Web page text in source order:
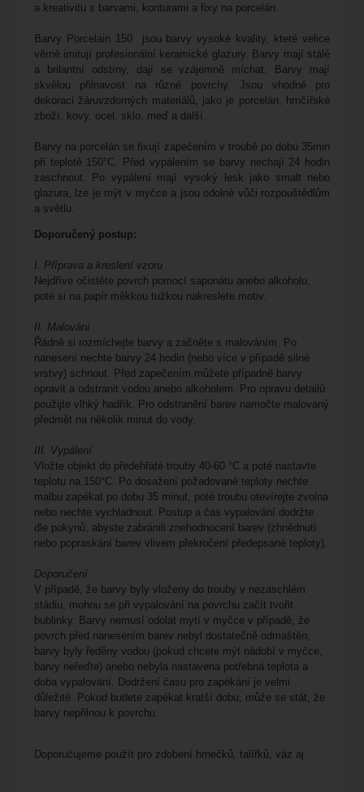
a kreativitu s barvami, konturami a fixy na porcelán.
Barvy Porcelain 150 jsou barvy vysoké kvality, které velice
věrně imitují profesionální keramické glazury. Barvy mají stálé
a brilantní odstíny, dají se vzájemně míchat. Barvy mají
skvělou přilnavost na různé povrchy. Jsou vhodné pro
dekoraci žáruvzdorných materiálů, jako je porcelán, hrnčířské
zboží, kovy, ocel, sklo, meď a další.
Barvy na porcelán se fixují zapečením v troubě po dobu 35min
při teplotě 150°C. Před vypálením se barvy nechají 24 hodin
zaschnout. Po vypálení mají vysoký lesk jako smalt nebo
glazura, lze je mýt v myčce a jsou odolné vůči rozpouštědlům
a světlu.
Doporučený postup:
I. Příprava a kreslení vzoru
Nejdříve očistěte povrch pomocí saponátu anebo alkoholu,
poté si na papír měkkou tužkou nakreslete motiv.
II. Malování
Řádně si rozmíchejte barvy a začněte s malováním. Po
nanesení nechte barvy 24 hodin (nebo více v případě silné
vrstvy) schnout. Před zapečením můžete případně barvy
opravit a odstranit vodou anebo alkoholem. Pro opravu detailů
použijte vlhký hadřík. Pro odstranění barev namočte malovaný
předmět na několik minut do vody.
III. Vypálení
Vložte objekt do předehřáté trouby 40-60 °C a poté nastavte
teplotu na 150°C. Po dosažení požadované teploty nechte
malbu zapékat po dobu 35 minut, poté troubu otevírejte zvolna
nebo nechte vychladnout. Postup a čas vypalování dodržte
dle pokynů, abyste zabránili znehodnocení barev (zhnědnutí
nebo popraskání barev vlivem překročení předepsané teploty).
Doporučení
V případě, že barvy byly vloženy do trouby v nezaschlém
stádiu, mohou se při vypalování na povrchu začít tvořit
bublinky. Barvy nemusí odolat mytí v myčce v případě, že
povrch před nanesením barev nebyl dostatečně odmaštěn,
barvy byly ředěny vodou (pokud chcete mýt nádobí v myčce,
barvy neřeďte) anebo nebyla nastavena potřebná teplota a
doba vypalování. Dodržení času pro zapékání je velmi
důležité. Pokud budete zapékat kratší dobu, může se stát, že
barvy nepřilnou k povrchu.
Doporučujeme použít pro zdobení hrnečků, talířků, váz aj.